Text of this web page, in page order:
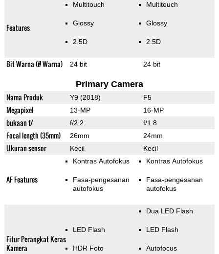
Features
Multitouch
Glossy
2.5D
Multitouch
Glossy
2.5D
Bit Warna (# Warna) 24 bit 24 bit
Primary Camera
Nama Produk Y9 (2018) F5
Megapixel 13-MP 16-MP
bukaan f/ f/2.2 f/1.8
Focal length (35mm) 26mm 24mm
Ukuran sensor Kecil Kecil
AF Features
Kontras Autofokus
Fasa-pengesanan
autofokus
Kontras Autofokus
Fasa-pengesanan
autofokus
Fitur Perangkat Keras
Kamera
LED Flash
HDR Foto
Dua LED Flash
LED Flash
Autofocus